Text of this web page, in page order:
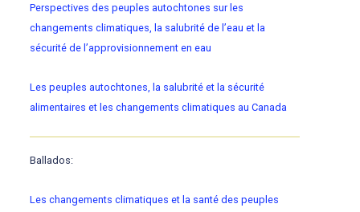
Perspectives des peuples autochtones sur les
changements climatiques, la salubrité de l’eau et la
sécurité de l’approvisionnement en eau
Les peuples autochtones, la salubrité et la sécurité
alimentaires et les changements climatiques au Canada
Ballados:
Les changements climatiques et la santé des peuples